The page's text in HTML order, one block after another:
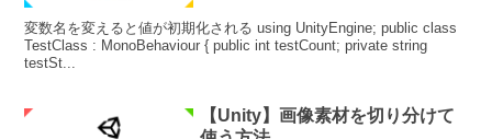
変数名を変えると値が初期化される using UnityEngine; public class
TestClass : MonoBehaviour { public int testCount; private string
testSt...
【Unity】画像素材を切り分けて